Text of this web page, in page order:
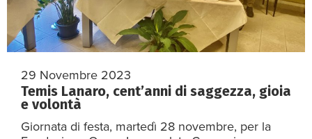
29 Novembre 2023
Temis Lanaro, cent’anni di saggezza, gioia
e volontà
Giornata di festa, martedì 28 novembre, per la